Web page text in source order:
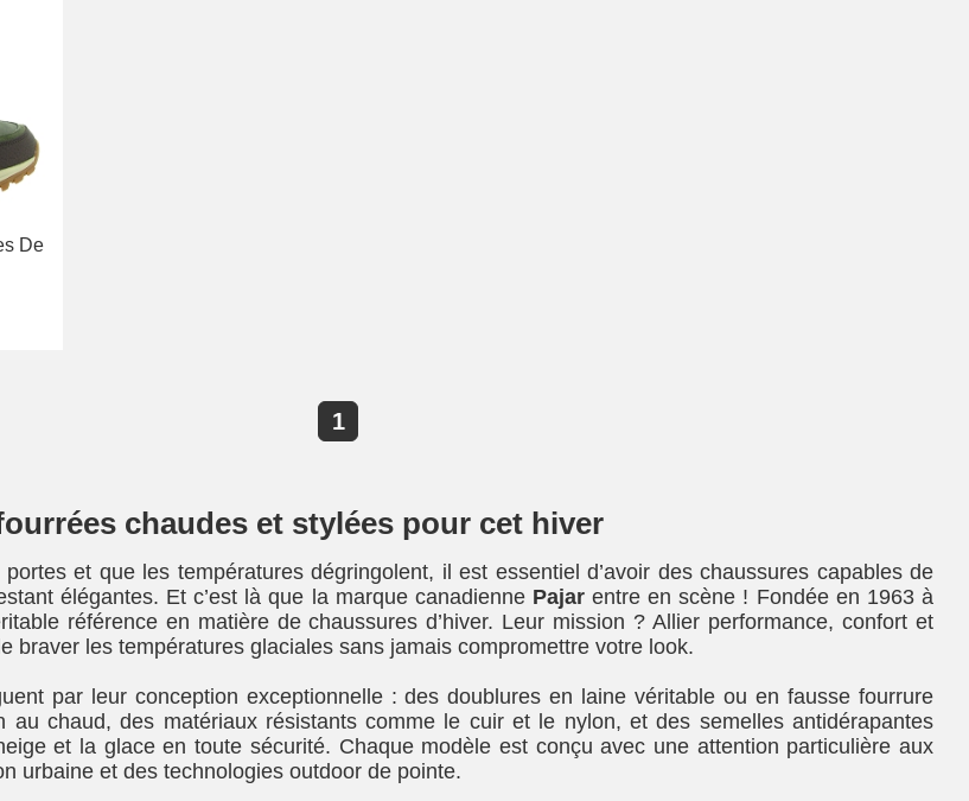
chaudes et stylées pour cet hiver
et que les températures dégringolent, il est essentiel d’avoir des chaussures capables de
élégantes. Et c’est là que la marque canadienne Pajarentre en scène ! Fondée en 1963 à
référence en matière de chaussures d’hiver. Leur mission ? Allier performance, confort et
braver les températures glaciales sans jamais compromettre votre look.
par leur conception exceptionnelle : des doublures en laine véritable ou en fausse fourrure
au chaud, des matériaux résistants comme le cuir et le nylon, et des semelles antidérapantes
et la glace en toute sécurité. Chaque modèle est conçu avec une attention particulière aux
urbaine et des technologies outdoor de pointe.
De
1